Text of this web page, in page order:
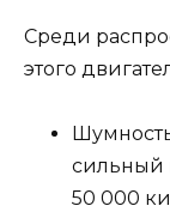
Среди
этого
сильный
50 000